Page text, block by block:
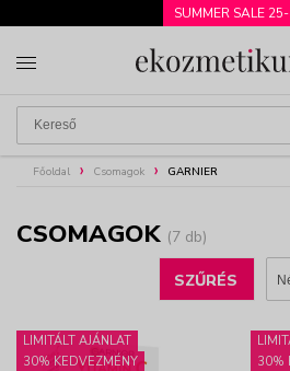
SUMMER SALE
Főoldal Csomagok GARNIER
CSOMAGOK (7 db)
SZŰRÉS
LIMITÁLT AJÁNLAT
30% KEDVEZMÉNY
30%